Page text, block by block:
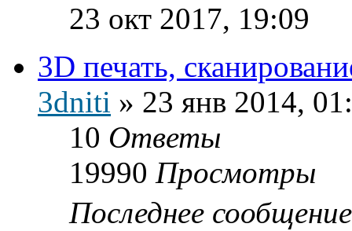
23 окт 2017, 19:09
3D печать,
3dniti » 23 янв 2014,
10 Ответы
19990 Просмотры
Последнее